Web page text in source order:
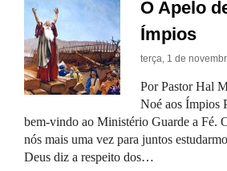
O Apelo
Ímpios
terça, 1 de
Por Pastor Hal
Noé aos Ímpios
bem-vindo ao Ministério Guarde a Fé.
nós mais uma vez para juntos
Deus diz a respeito dos…